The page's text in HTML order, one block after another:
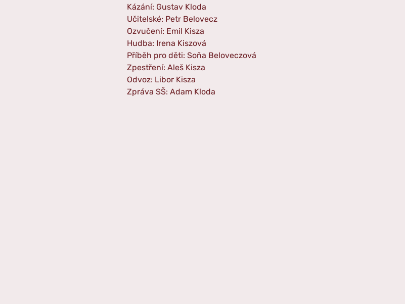
Kázání: Gustav Kloda
Učitelské: Petr Belovecz
Ozvučení: Emil Kisza
Hudba: Irena Kiszová
Příběh pro děti: Soňa Beloveczová
Zpestření: Aleš Kisza
Odvoz: Libor Kisza
Zpráva SŠ: Adam Kloda